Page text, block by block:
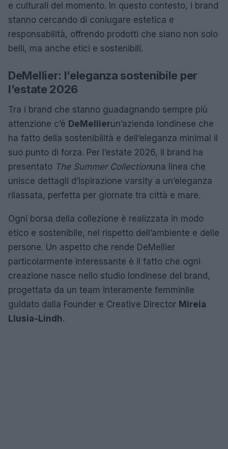
e culturali del momento. In questo contesto, i brand
stanno cercando di coniugare estetica e
responsabilità, offrendo prodotti che siano non solo
belli, ma anche etici e sostenibili.
DeMellier: l’eleganza sostenibile per
l’estate 2026
Tra i brand che stanno guadagnando sempre più
attenzione c’è DeMellierun’azienda londinese che
ha fatto della sostenibilità e dell’eleganza minimal il
suo punto di forza. Per l’estate 2026, il brand ha
presentato The Summer Collectionuna linea che
unisce dettagli d’ispirazione varsity a un’eleganza
rilassata, perfetta per giornate tra città e mare.
Ogni borsa della collezione è realizzata in modo
etico e sostenibile, nel rispetto dell’ambiente e delle
persone. Un aspetto che rende DeMellier
particolarmente interessante è il fatto che ogni
creazione nasce nello studio londinese del brand,
progettata da un team interamente femminile
guidato dalla Founder e Creative Director Mireia
Llusia-Lindh.